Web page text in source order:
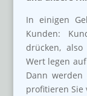
In einigen
Kunden:
drücken,
Wert legen
Dann werden
profitieren Sie